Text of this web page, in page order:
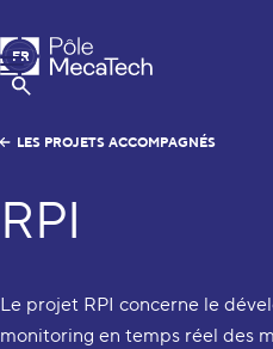
Pôle MecaTech
Menu
Afficher la Recherche
FR
EN
LES PROJETS ACCOMPAGNÉS
RPI
Le projet RPI concerne le
monitoring en temps réel des